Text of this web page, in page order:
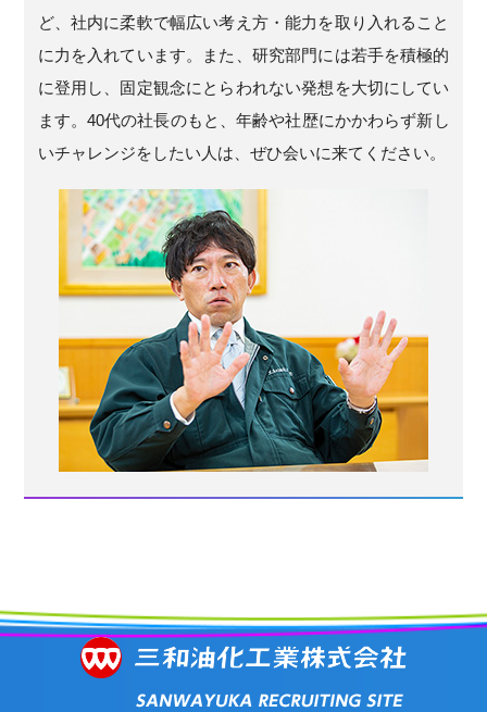
ど、社内に柔軟で幅広い考え方・能力を取り入れること
に力を入れています。また、研究部門には若手を積極的
に登用し、固定観念にとらわれない発想を大切にしてい
ます。40代の社長のもと、年齢や社歴にかかわらず新し
いチャレンジをしたい人は、ぜひ会いに来てください。